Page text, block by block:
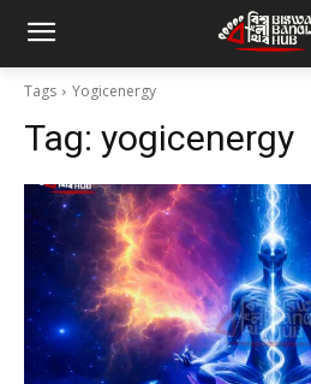
Tags Yogicenergy
Tag: yogicenergy